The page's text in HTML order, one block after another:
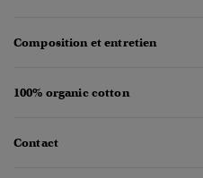
Composition et entretien
100% organic cotton
Contact